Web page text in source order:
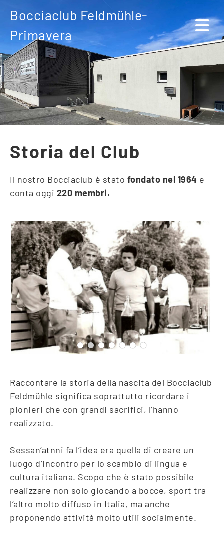
Bocciaclub Feldmühle-
Primavera
Storia del Club
Il nostro Bocciaclub è stato fondato nel 1964 e
conta oggi 220 membri.
Raccontare la storia della nascita del Bocciaclub
Feldmühle significa soprattutto ricordare i
pionieri che con grandi sacrifici, l’hanno
realizzato.
Sessan’atnni fa l’idea era quella di creare un
luogo d’incontro per lo scambio di lingua e
cultura italiana. Scopo che è stato possibile
realizzare non solo giocando a bocce, sport tra
l’altro molto diffuso in Italia, ma anche
proponendo attività molto utili socialmente.